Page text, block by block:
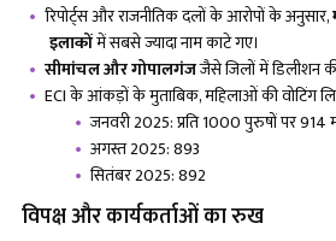
रिपोर्ट्स और राजनीतिक दलों के आरोपों के अनुसार,
इलाकोंमें सबसे ज्यादा नाम काटे गए।
सीमांचल और गोपालगंजजैसे जिलों में डिलीशन
ECI के आंकड़ों के मुताबिक, महिलाओं की वोटिंग
जनवरी 2025: प्रति 1000 पुरुषों पर 914
अगस्त 2025: 893
सितंबर 2025: 892
विपक्ष और कार्यकर्ताओं का रुख